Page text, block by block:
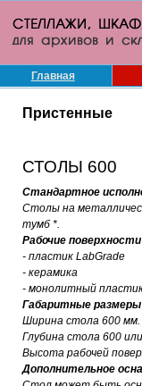
Главная
Пристенные
СТОЛЫ 600
Стандартное
Столы на
тумб *.
Рабочие поверхности
- пластик LabGrade
- керамика
- монолитный
Габаритные размеры
Ширина стола 600 мм.
Глубина стола 600
Высота рабочей
Дополнительное